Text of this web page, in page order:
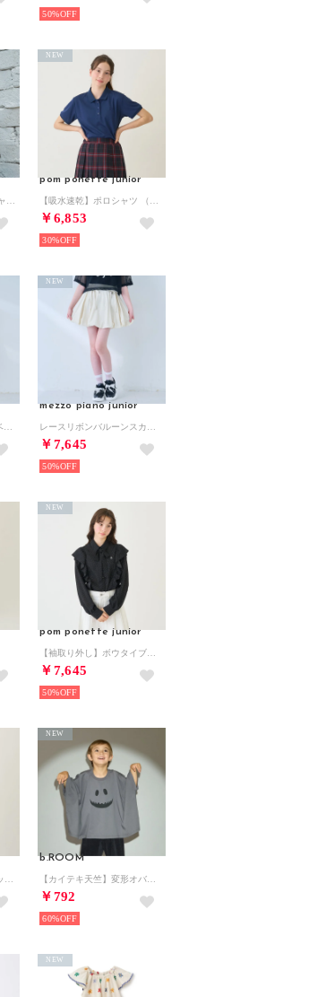
50%
pom ponette junior
￥6,853
NEW
30%
mezzo piano junior
￥7,645
NEW
50%
pom ponette junior
￥7,645
NEW
50%
b.ROOM
￥792
NEW
60%
NEW